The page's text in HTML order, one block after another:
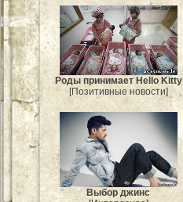
Роды принимает Hello Kitty
[Позитивные новости]
Выбор джинс